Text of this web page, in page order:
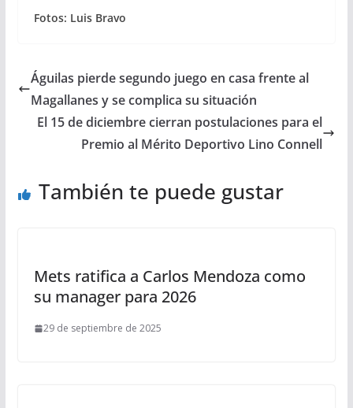
Fotos: Luis Bravo
Águilas pierde segundo juego en casa frente al
Magallanes y se complica su situación
El 15 de diciembre cierran postulaciones para el
Premio al Mérito Deportivo Lino Connell
También te puede gustar
Mets ratifica a Carlos Mendoza como
su manager para 2026
29 de septiembre de 2025